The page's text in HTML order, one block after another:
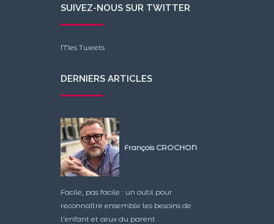
SUIVEZ-NOUS SUR TWITTER
Mes Tweets
DERNIERS ARTICLES
François CROCHON
Facile, pas facile : un outil pour
reconnaître ensemble les besoins de
l’enfant et ceux du parent